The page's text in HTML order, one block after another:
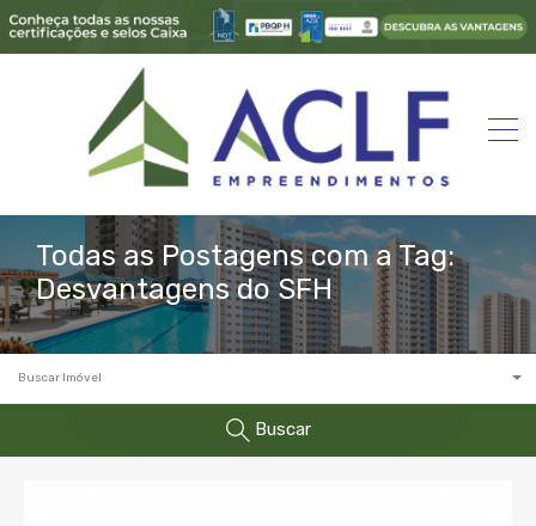
Todas as Postagens com a Tag:
Desvantagens do SFH
Buscar Imóvel
Buscar